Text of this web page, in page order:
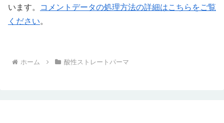
います。
コメントデータの処理方法の詳細はこちらをご覧
ください。
ホーム 酸性ストレートパーマ